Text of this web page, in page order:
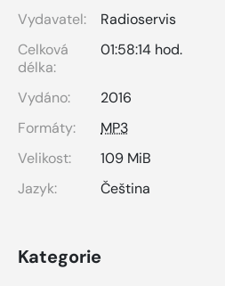
Vydavatel:
Radioservis
Celková
délka:
01:58:14 hod.
Vydáno:
2016
Formáty:
MP3
Velikost:
109 MiB
Jazyk:
Čeština
Kategorie